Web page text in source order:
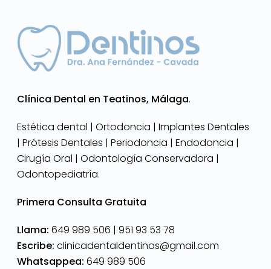
Clínica Dental en Teatinos, Málaga.
Estética dental | Ortodoncia | Implantes Dentales
| Prótesis Dentales | Periodoncia | Endodoncia |
Cirugía Oral | Odontología Conservadora |
Odontopediatría.
Primera Consulta Gratuita
Llama: 649 989 506 | 951 93 53 78
Escribe: clinicadentaldentinos@gmail.com
Whatsappea: 649 989 506